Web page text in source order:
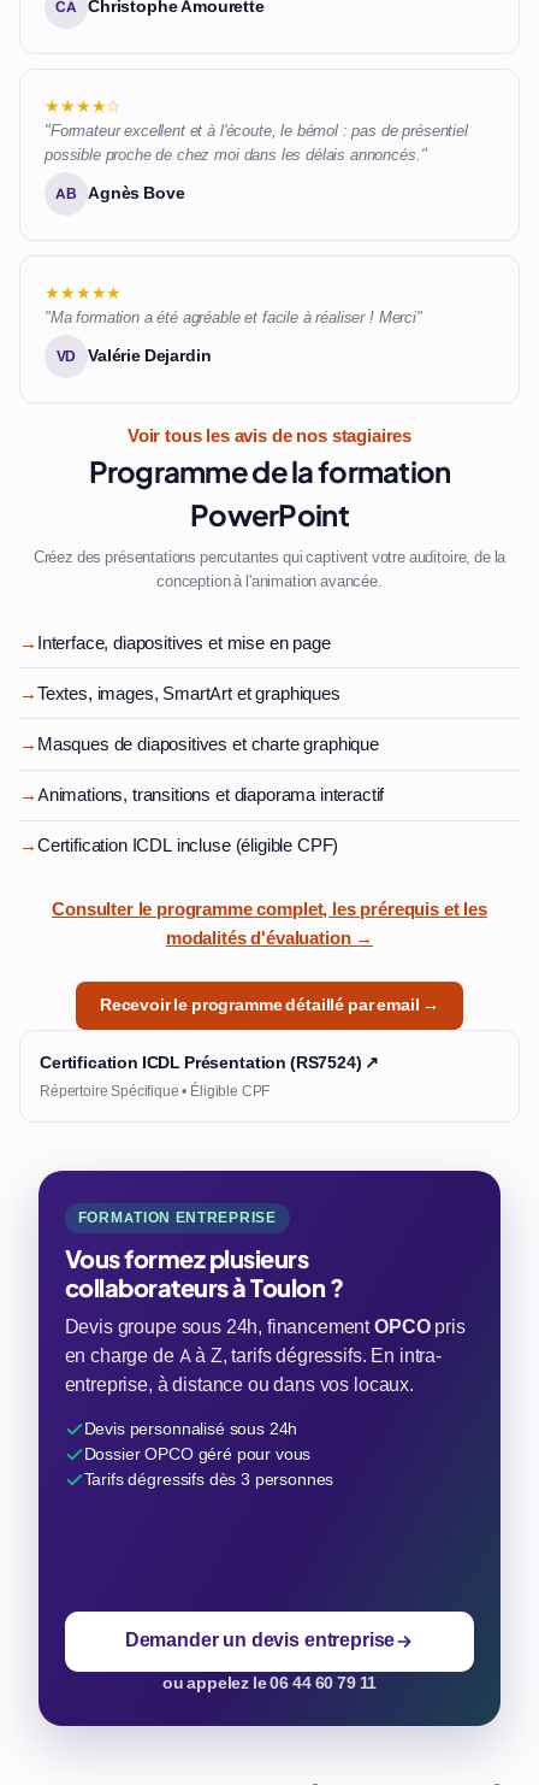
CA Christophe Amourette
★★★★☆
"Formateur excellent et à l'écoute, le bémol : pas de présentiel
possible proche de chez moi dans les délais annoncés."
AB Agnès Bove
★★★★★
"Ma formation a été agréable et facile à réaliser ! Merci"
VD Valérie Dejardin
Voir tous les avis de nos stagiaires
Programme de la formation
PowerPoint
Créez des présentations percutantes qui captivent votre auditoire, de la
conception à l'animation avancée.
→ Interface, diapositives et mise en page
→Textes, images, SmartArt et graphiques
→ Masques de diapositives et charte graphique
→Animations, transitions et diaporama interactif
→Certification ICDL incluse (éligible CPF)
Consulter le programme complet, les prérequis et les
modalités d'évaluation →
Recevoir le programme détaillé par email →
Certification ICDL Présentation (RS7524) ↗
Répertoire Spécifique • Éligible CPF
FORMATION ENTREPRISE
Vous formez plusieurs
collaborateurs à Toulon ?
Devis groupe sous 24h, financementOPCOpris
en charge de A à Z, tarifs dégressifs. En intra-
entreprise, à distance ou dans vos locaux.
Devis personnalisé sous 24h
Dossier OPCO géré pour vous
Tarifs dégressifs dès 3 personnes
Demander un devis entreprise
ou appelez le 06 44 60 79 11